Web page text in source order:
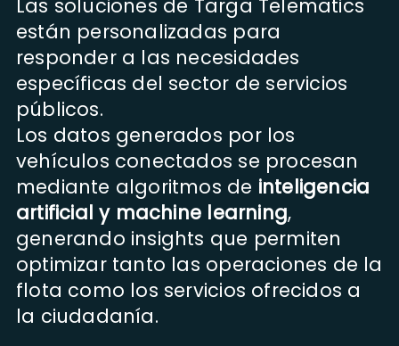
Las soluciones de Targa Telematics
están personalizadas para
responder a las necesidades
específicas del sector de servicios
públicos.
Los datos generados por los
vehículos conectados se procesan
mediante algoritmos de inteligencia
artificial y machine learning,
generando insights que permiten
optimizar tanto las operaciones de la
flota como los servicios ofrecidos a
la ciudadanía.